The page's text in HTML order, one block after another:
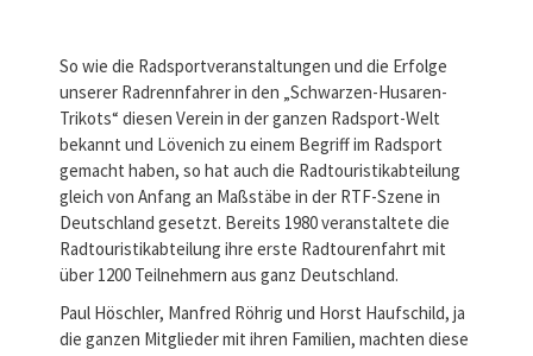
So wie die Radsportveranstaltungen und die Erfolge
unserer Radrennfahrer in den „Schwarzen-Husaren-
Trikots“ diesen Verein in der ganzen Radsport-Welt
bekannt und Lövenich zu einem Begriff im Radsport
gemacht haben, so hat auch die Radtouristikabteilung
gleich von Anfang an Maßstäbe in der RTF-Szene in
Deutschland gesetzt. Bereits 1980 veranstaltete die
Radtouristikabteilung ihre erste Radtourenfahrt mit
über 1200 Teilnehmern aus ganz Deutschland.
Paul Höschler, Manfred Röhrig und Horst Haufschild, ja
die ganzen Mitglieder mit ihren Familien, machten diese